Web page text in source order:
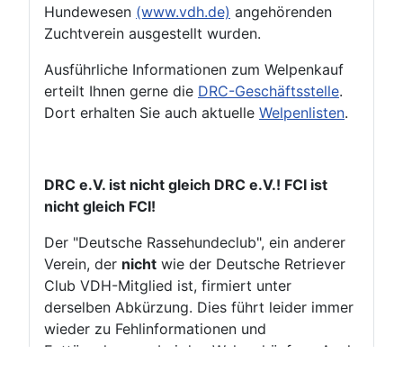
Hundewesen (www.vdh.de) angehörenden
Zuchtverein ausgestellt wurden.
Ausführliche Informationen zum Welpenkauf
erteilt Ihnen gerne die DRC-Geschäftsstelle.
Dort erhalten Sie auch aktuelle Welpenlisten.
DRC e.V. ist nicht gleich DRC e.V.! FCI ist
nicht gleich FCI!
Der "Deutsche Rassehundeclub", ein anderer
Verein, der nicht wie der Deutsche Retriever
Club VDH-Mitglied ist, firmiert unter
derselben Abkürzung. Dies führt leider immer
wieder zu Fehlinformationen und
Enttäuschungen bei den Welpenkäufern. Auch